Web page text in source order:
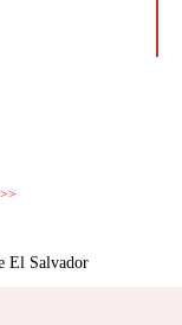
El Salvador